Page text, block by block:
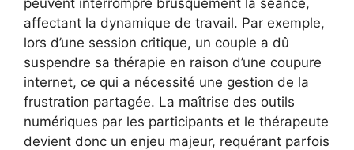
affectant la dynamique de travail. Par exemple,
lors d’une session critique, un couple a dû
suspendre sa thérapie en raison d’une coupure
internet, ce qui a nécessité une gestion de la
frustration partagée. La maîtrise des outils
numériques par les participants et le thérapeute
devient donc un enjeu majeur, requérant parfois